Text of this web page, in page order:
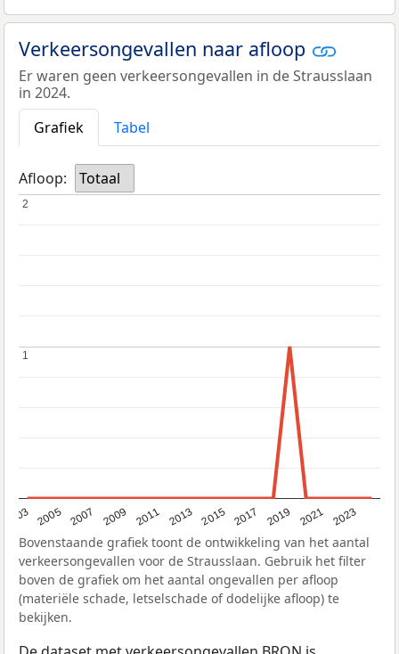
Verkeersongevallen naar afloop
Er waren geen verkeersongevallen in de Strausslaan
in 2024.
Grafiek
Tabel
Afloop: Totaal
2003 2005 2007 2009 2011 2013 2015 2017 2019 2021 2023
1
1
2
2
Bovenstaande grafiek toont de ontwikkeling van het aantal
verkeersongevallen voor de Strausslaan. Gebruik het filter
boven de grafiek om het aantal ongevallen per afloop
(materiële schade, letselschade of dodelijke afloop) te
bekijken.